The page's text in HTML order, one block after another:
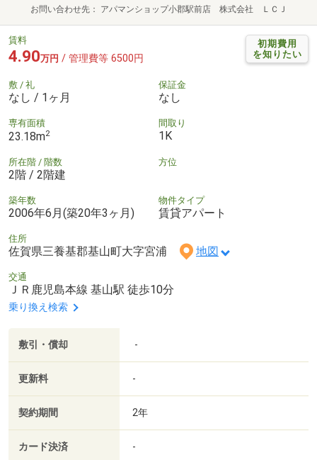
お問い合わせ先 アパマンショップ小郡駅前店 株式会社 ＬＣＪ
初期費用
を知りたい
賃料
4.90万円 / 管理費等 6500円
敷 / 礼
なし / 1ヶ月
保証金
なし
専有面積
23.18m2
間取り
1K
所在階 / 階数
2階 / 2階建
方位
築年数
2006年6月(築20年3ヶ月)
物件タイプ
賃貸アパート
住所
佐賀県三養基郡基山町大字宮浦 地図
交通
ＪＲ鹿児島本線 基山駅 徒歩10分
乗り換え検索
敷引・償却 -
更新料 -
契約期間 2年
カード決済 -